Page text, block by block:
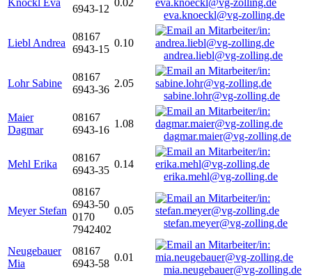
Knöckl Eva
6943-12
0.02
eva.knoeckl@vg-zolling.de
Liebl Andrea
08167
6943-15
0.10
andrea.liebl@vg-zolling.de
Lohr Sabine
08167
6943-36
2.05
sabine.lohr@vg-zolling.de
Maier
Dagmar
08167
6943-16
1.08
dagmar.maier@vg-zolling.de
Mehl Erika
08167
6943-35
0.14
erika.mehl@vg-zolling.de
Meyer Stefan
08167
6943-50
0170
7942402
0.05
stefan.meyer@vg-zolling.de
Neugebauer
Mia
08167
6943-58
0.01
mia.neugebauer@vg-zolling.de